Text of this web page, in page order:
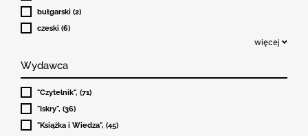
bułgarski (2)
czeski (6)
więcej
Wydawca
"Czytelnik", (71)
"Iskry", (36)
"Książka i Wiedza", (45)